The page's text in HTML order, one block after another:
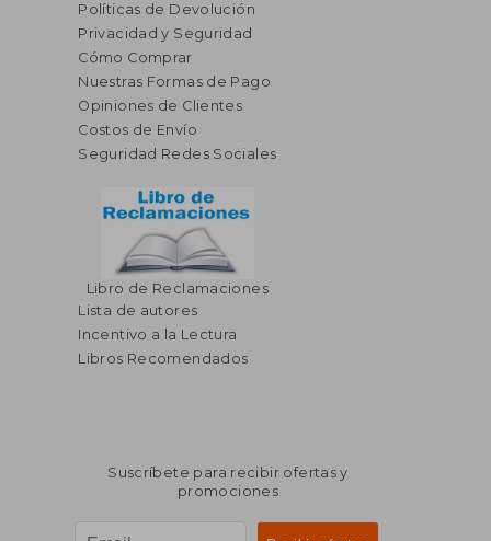
Políticas de Devolución
Privacidad y Seguridad
Cómo Comprar
Nuestras Formas de Pago
Opiniones de Clientes
Costos de Envío
Seguridad Redes Sociales
Libro de Reclamaciones
Lista de autores
Incentivo a la Lectura
Libros Recomendados
Suscríbete para recibir ofertas y
promociones